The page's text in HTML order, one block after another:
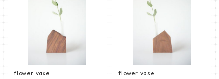
flower vase flower vase